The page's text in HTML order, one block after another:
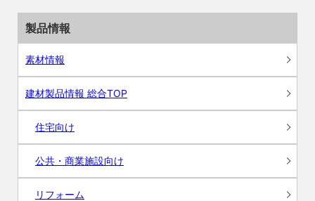
製品情報
素材情報
建材製品情報 総合TOP
住宅向け
公共・商業施設向け
リフォーム